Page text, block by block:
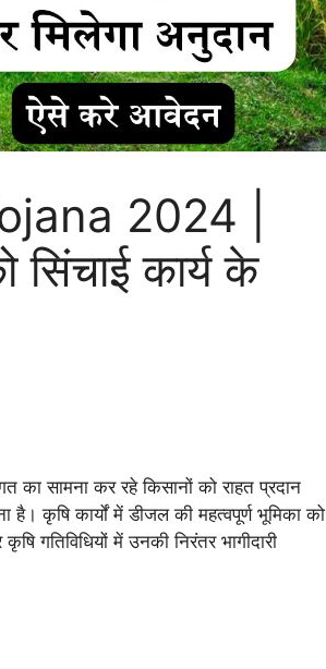
2024 |
कार्य के
सामना कर रहे किसानों को राहत प्रदान
है। कृषि कार्यों में डीजल की महत्वपूर्ण भूमिका को
गतिविधियों में उनकी निरंतर भागीदारी